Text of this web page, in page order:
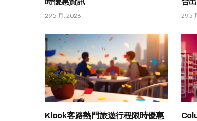
29 5 月, 2026 29 5
Klook客路熱門旅遊行程限時優惠